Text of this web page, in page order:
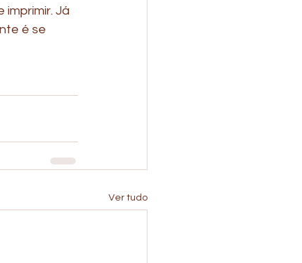
imprimir. Já
é se
Ver tudo